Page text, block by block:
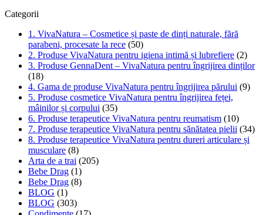
Categorii
1. VivaNatura – Cosmetice și paste de dinți naturale, fără
parabeni, procesate la rece (50)
2. Produse VivaNatura pentru igiena intimă și lubrefiere (2)
3. Produse GennaDent – VivaNatura pentru îngrijirea dinților
(18)
4. Gama de produse VivaNatura pentru îngrijirea părului (9)
5. Produse cosmetice VivaNatura pentru îngrijirea feței,
mâinilor și corpului (35)
6. Produse terapeutice VivaNatura pentru reumatism (10)
7. Produse terapeutice VivaNatura pentru sănătatea pielii (34)
8. Produse terapeutice VivaNatura pentru dureri articulare și
musculare (8)
Arta de a trai (205)
Bebe Drag (1)
Bebe Drag (8)
BLOG (1)
BLOG (303)